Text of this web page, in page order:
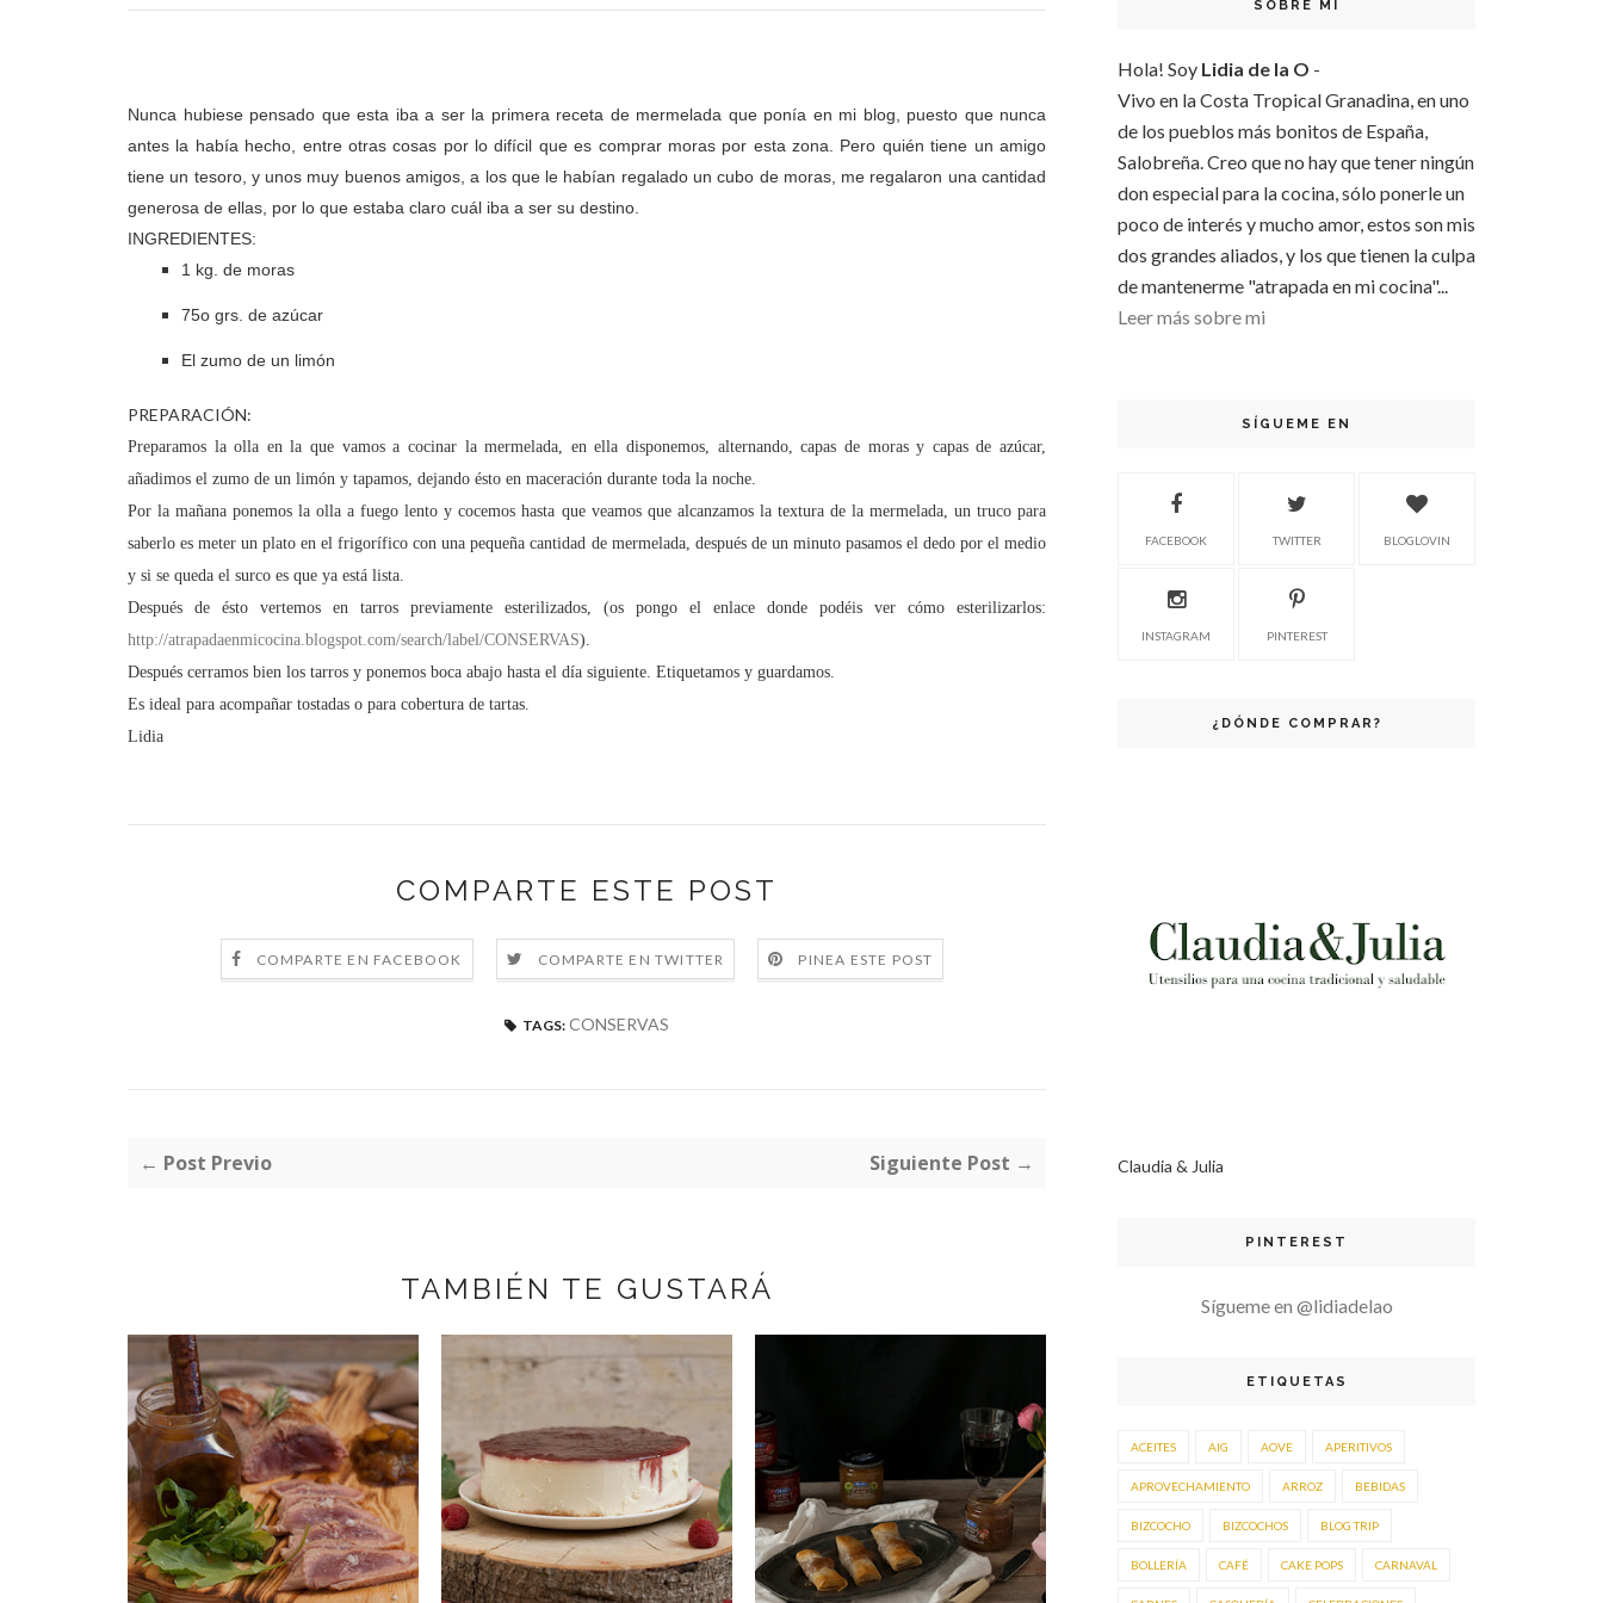
Nunca hubiese pensado que esta iba a ser la primera receta de mermelada que ponía en mi blog, puesto que nunca
antes la había hecho, entre otras cosas por lo difícil que es comprar moras por esta zona. Pero quién tiene un amigo
tiene un tesoro, y unos muy buenos amigos, a los que le habían regalado un cubo de moras, me regalaron una cantidad
generosa de ellas, por lo que estaba claro cuál iba a ser su destino.
INGREDIENTES:
1 kg . de moras
75o grs . de azúcar
El zumo de un limón
PREPARACIÓN:
Preparamos la olla en la que vamos a cocinar lamermelada, en ella disponemos, alternando, capas de moras y capas de azúcar,
añadimos el zumo de un limón y tapamos, dejando ésto en maceración durante toda la noche.
Por la mañana ponemos la olla a fuego lento y cocemos hasta que veamos que alcanzamos la textura de la mermelada, un truco para
saberlo es meter un plato en el frigorífico con una pequeña cantidad de mermelada, después de un minuto pasamos el dedo por el medio
y si se queda el surco es que ya está lista.
Después de ésto vertemos en tarros previamente esterilizados, (os pongo el enlace donde podéis ver cómo esterilizarlos:
http://atrapadaenmicocina.blogspot.com/search/label/CONSERVAS).
Después cerramos bien los tarros y ponemos boca abajo hasta el día siguiente. Etiquetamos y guardamos.
Es ideal para acompañar tostadas o para cobertura de tartas.
Lidia
COMPARTE ESTE POST
COMPARTE EN FACEBOOK COMPARTE EN TWITTER PINEA ESTE POST
TAGS: CONSERVAS
← Post Previo Siguiente Post →
TAMBIÉN TE GUSTARÁ
SOBRE MI
Hola! Soy Lidia de la O -
Vivo en la Costa Tropical Granadina, en uno
de los pueblos más bonitos de España,
Salobreña. Creo que no hay que tener ningún
don especial para la cocina, sólo ponerle un
poco de interés y mucho amor, estos son mis
dos grandes aliados, y los que tienen la culpa
de mantenerme "atrapada en mi cocina"...
Leer más sobre mi
SÍGUEME EN
FACEBOOK TWITTER BLOGLOVIN
INSTAGRAM PINTEREST
¿DÓNDE COMPRAR?
Claudia & Julia
PINTEREST
Sígueme en @lidiadelao
ETIQUETAS
ACEITES AIG AOVE APERITIVOS
APROVECHAMIENTO ARROZ BEBIDAS
BIZCOCHO BIZCOCHOS BLOG TRIP
BOLLERÍA CAFÉ CAKE POPS CARNAVAL